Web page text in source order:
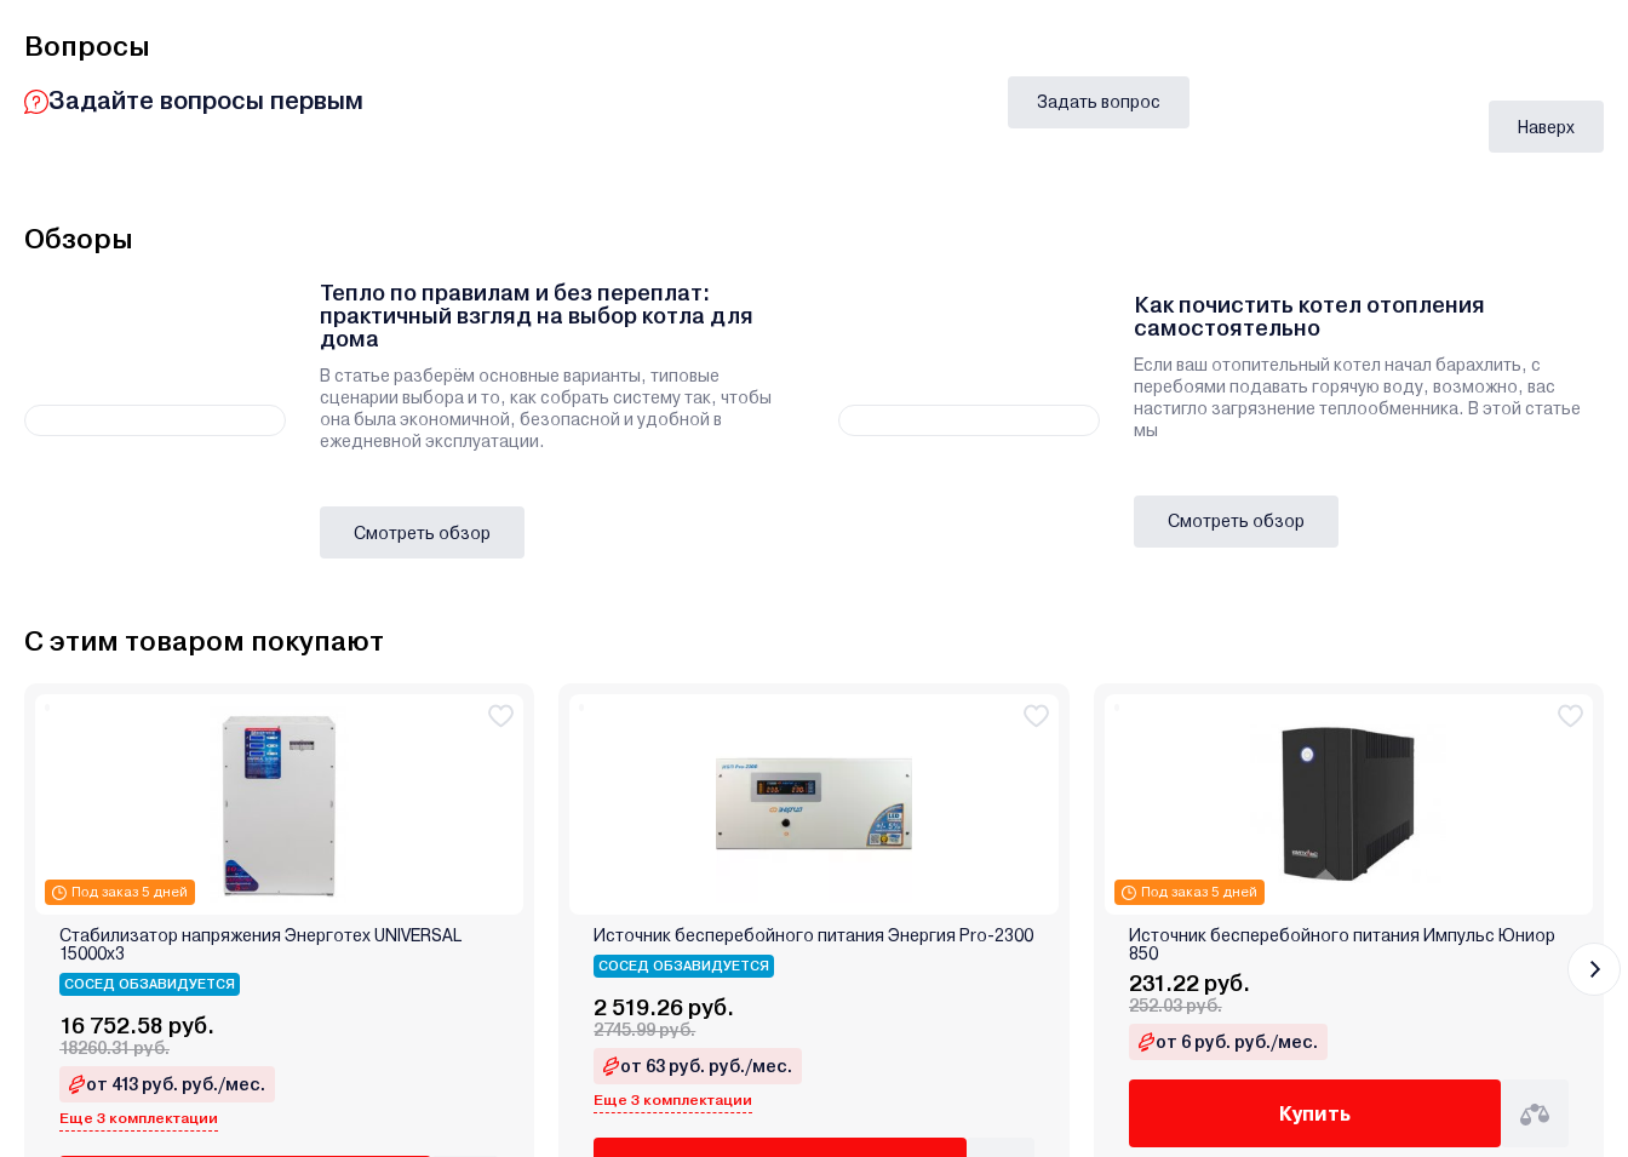
Вопросы
Задайте вопросы первым Задать вопрос
Наверх
Обзоры
Тепло по правилам и без переплат:
практичный взгляд на выбор котла для
дома
В статье разберём основные варианты, типовые
сценарии выбора и то, как собрать систему так, чтобы
она была экономичной, безопасной и удобной в
ежедневной эксплуатации.
Смотреть обзор
Как почистить котел отопления
самостоятельно
Если ваш отопительный котел начал барахлить, с
перебоями подавать горячую воду, возможно, вас
настигло загрязнение теплообменника. В этой статье
мы
Смотреть обзор
С этим товаром покупают
Под заказ 5 дней
Стабилизатор напряжения Энерготех UNIVERSAL
15000х3
СОСЕД ОБЗАВИДУЕТСЯ
16 752.58 руб.
18260.31 руб.
от 413 руб. руб./мес.
Еще 3 комплектации
Источник бесперебойного питания Энергия Pro-2300
СОСЕД ОБЗАВИДУЕТСЯ
2 519.26 руб.
2745.99 руб.
от 63 руб. руб./мес.
Еще 3 комплектации
Под заказ 5 дней
Источник бесперебойного питания Импульс Юниор
850
231.22 руб.
252.03 руб.
от 6 руб. руб./мес.
Купить